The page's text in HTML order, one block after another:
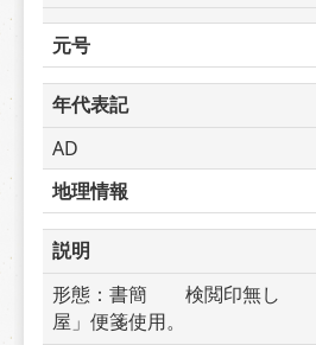
元号
年代表記
AD
地理情報
説明
形態：書簡　　検閲印無し　
屋」便箋使用。